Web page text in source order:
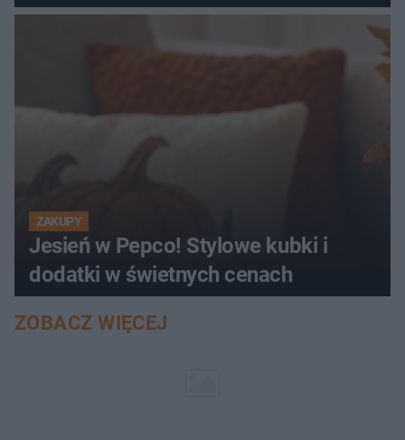
ZAKUPY
Jesień w Pepco! Stylowe kubki i
dodatki w świetnych cenach
ZOBACZ WIĘCEJ